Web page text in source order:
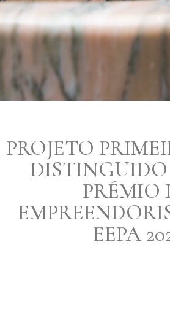
PROJETO
DISTINGUIDO
PRÉMIO
EEPA